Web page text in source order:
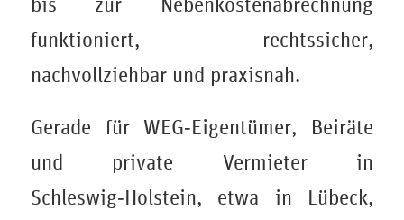
funktioniert, rechtssicher,
nachvollziehbar und praxisnah.
Gerade für WEG‑Eigentümer, Beiräte
und private Vermieter in
Schleswig‑Holstein, etwa in Lübeck,